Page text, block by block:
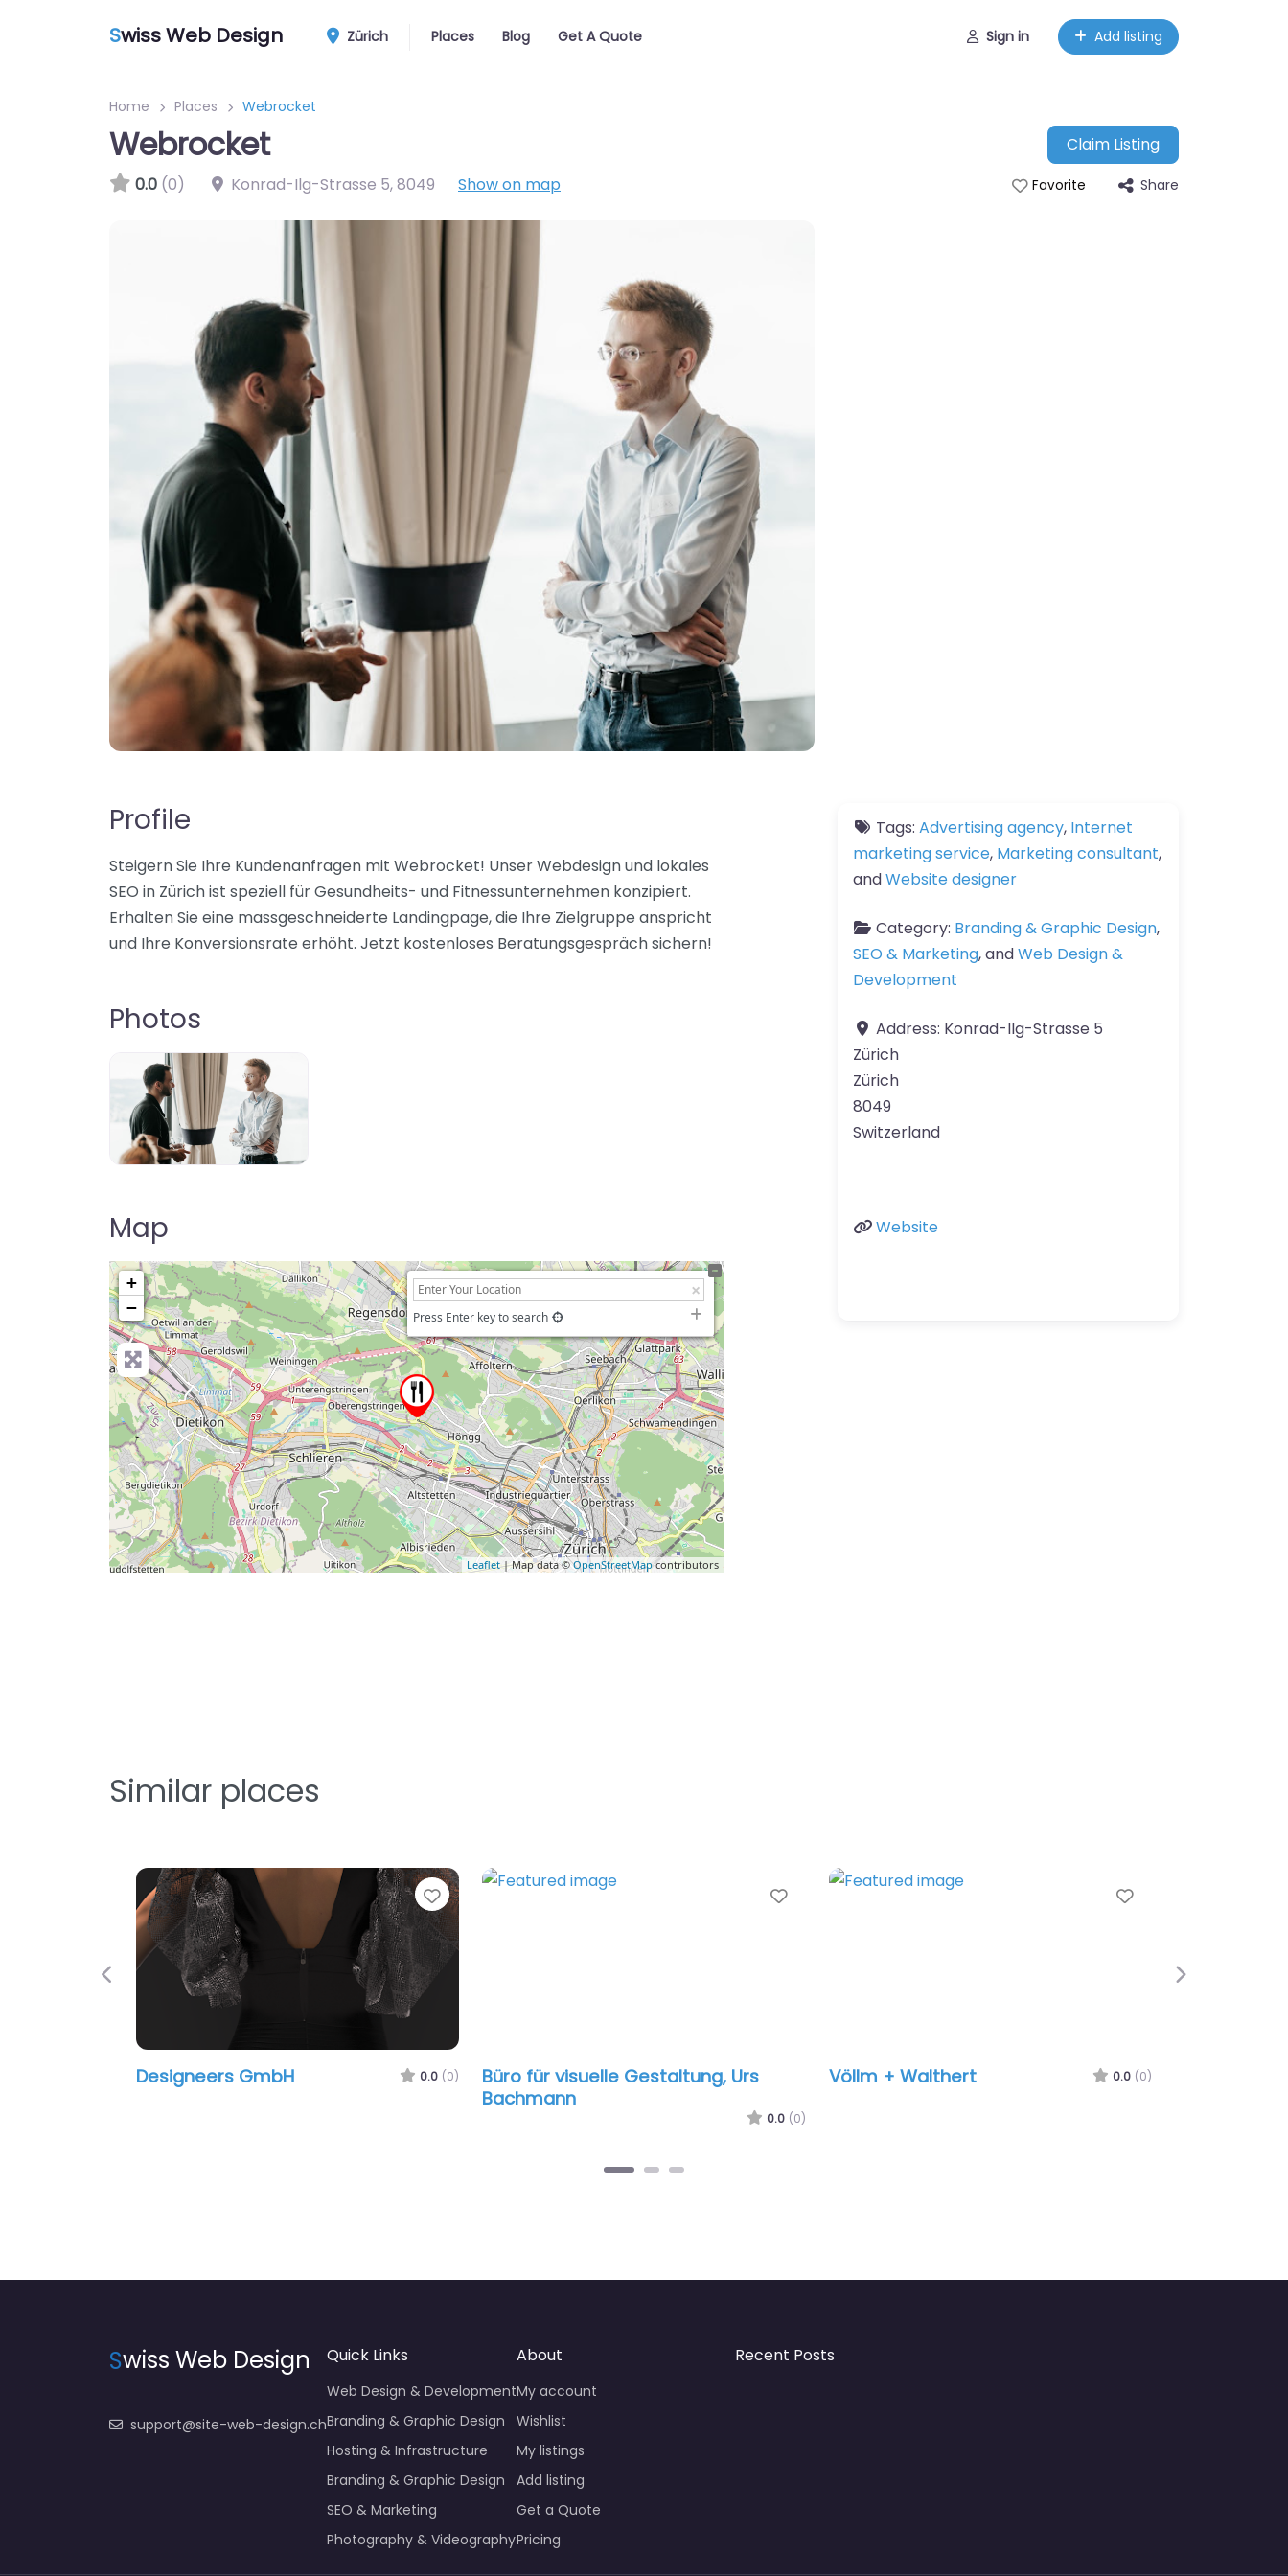
Swiss Web Design Zürich Places Blog Get A Quote Sign in Add listing
Home Places Webrocket
Webrocket
Claim Listing
0.0 (0) Konrad-Ilg-Strasse 5,8049 Show on map Favorite Share
Profile
Steigern Sie Ihre Kundenanfragen mit Webrocket! Unser Webdesign und lokales
SEO in Zürich ist speziell für Gesundheits- und Fitnessunternehmen konzipiert.
Erhalten Sie eine massgeschneiderte Landingpage, die Ihre Zielgruppe anspricht
und Ihre Konversionsrate erhöht. Jetzt kostenloses Beratungsgespräch sichern!
Photos
Map
+
−
Press Enter key to search
Leaflet| Map data ©OpenStreetMapcontributors
Tags: Advertising agency, Internet
marketing service, Marketing consultant,
andWebsite designer
Category: Branding & Graphic Design,
SEO & Marketing, andWeb Design &
Development
Address: Konrad-Ilg-Strasse 5
Zürich
Zürich
8049
Switzerland
Website
Similar places
Favorite
Designeers GmbH (0)
Favorite
Büro für visuelle Gestaltung, Urs
Bachmann
(0)
Favorite
Völlm + Walthert (0)MetaDesign
Previous Next
Swiss Web Design
support@site-web-design.ch
Quick Links
Web Design & Development
Branding & Graphic Design
Hosting & Infrastructure
Branding & Graphic Design
SEO & Marketing
Photography & Videography
About
My account
Wishlist
My listings
Add listing
Get a Quote
Pricing
Recent Posts